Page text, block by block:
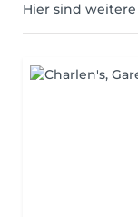
Hier sind